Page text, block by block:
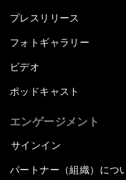
プレスリリース
フォトギャラリー
ビデオ
ポッドキャスト
エンゲージメント
サインイン
パートナー（組織）につ